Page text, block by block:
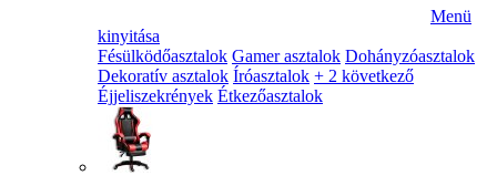
Menü
kinyitása
Fésülködőasztalok Gamer asztalok Dohányzóasztalok
Dekoratív asztalok Íróasztalok + 2 következő
Éjjeliszekrények Étkezőasztalok